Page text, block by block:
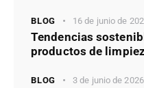
BLOG 16 de junio de
Tendencias
productos de
BLOG 3 de junio de 2026